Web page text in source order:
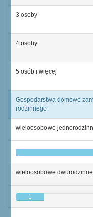
3 osoby
4 osoby
5 osób i więcej
Gospodarstwa domowe
rodzinnego
wieloosobowe
wieloosobowe dwurodzinne
1